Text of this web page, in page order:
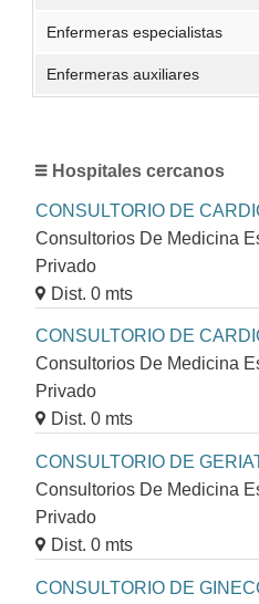
Enfermeras especialistas
Enfermeras auxiliares
Hospitales cercanos
CONSULTORIO DE
Consultorios De Medicina
Privado
Dist. 0 mts
CONSULTORIO DE
Consultorios De Medicina
Privado
Dist. 0 mts
CONSULTORIO DE
Consultorios De Medicina
Privado
Dist. 0 mts
CONSULTORIO DE